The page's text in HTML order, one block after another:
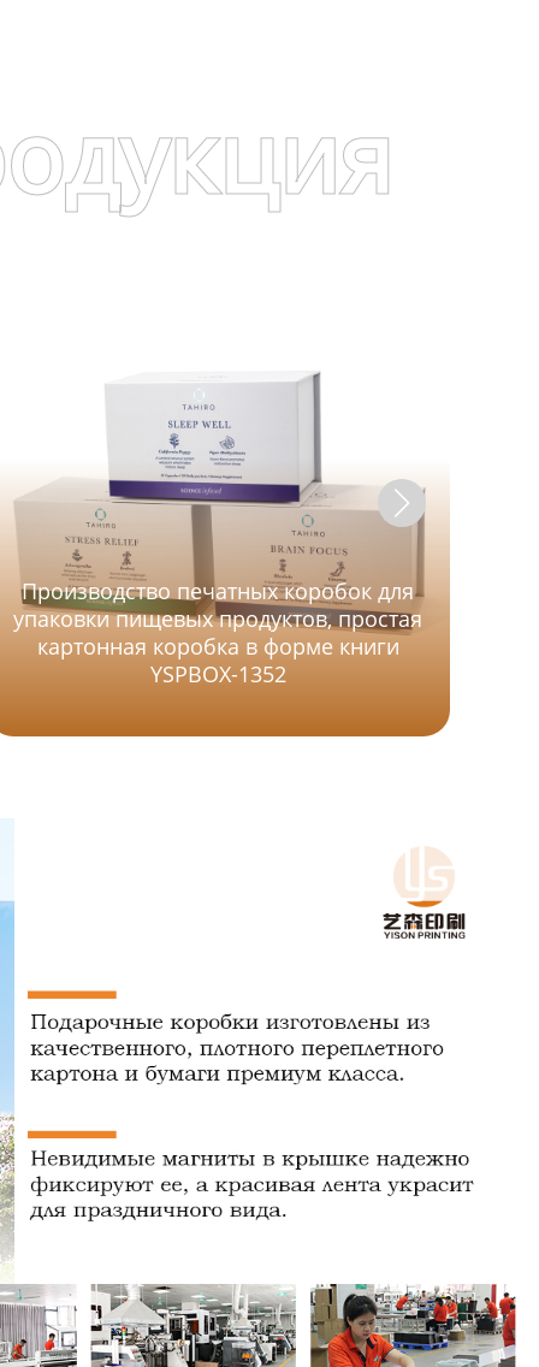
Производство печатных коробок для
упаковки пищевых продуктов, простая
картонная коробка в форме книги
YSPBOX-1352